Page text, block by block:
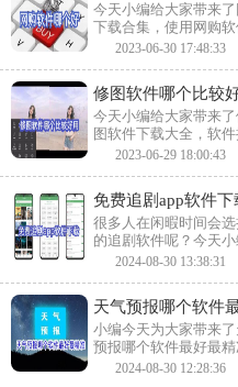
今天小编给大家带来
下载合集，使用网购
脑上购物，不用到线
2023-06-30 17:48:33
修图软件哪个比较
今天小编给大家带来
图软件下载大全，软
以对照片进行调色、
2023-06-29 18:00:43
免费追剧app软件下
很多人在闲暇时间会
的追剧软件呢？今天
载,免费追剧无广告的
2024-08-30 13:38:31
天气预报哪个软件
小编今天为大家带来
预报哪个软件最好最
的软件,在这款软件中,
2024-08-30 12:28:36